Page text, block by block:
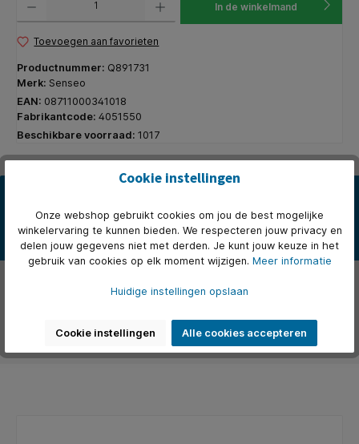
In de winkelmand
Toevoegen aan favorieten
Productnummer: Q891731
Merk: Senseo
EAN: 08711000341018
Fabrikantcode: 4051550
Beschikbare voorraad: 1017
* Douwe Egberts koffiepads voor het Senseo-apparaat. * Binnen
één minuut een lekker vers kopje koffie. * Senseo is puur koff…
Meer
Cookie instellingen
Onze webshop gebruikt cookies om jou de best mogelijke
winkelervaring te kunnen bieden. We respecteren jouw privacy en
delen jouw gegevens niet met derden. Je kunt jouw keuze in het
gebruik van cookies op elk moment wijzigen. Meer informatie
Huidige instellingen opslaan
Cookie instellingen Alle cookies accepteren